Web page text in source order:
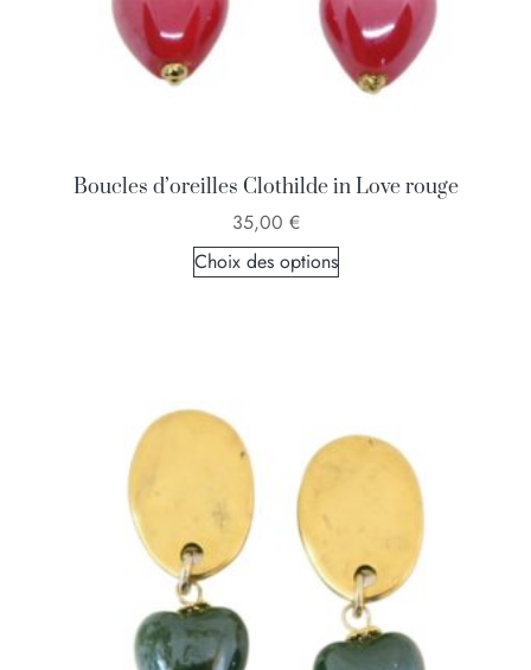
Boucles d’oreilles Clothilde in Love rouge
35,00 €
Choix des options